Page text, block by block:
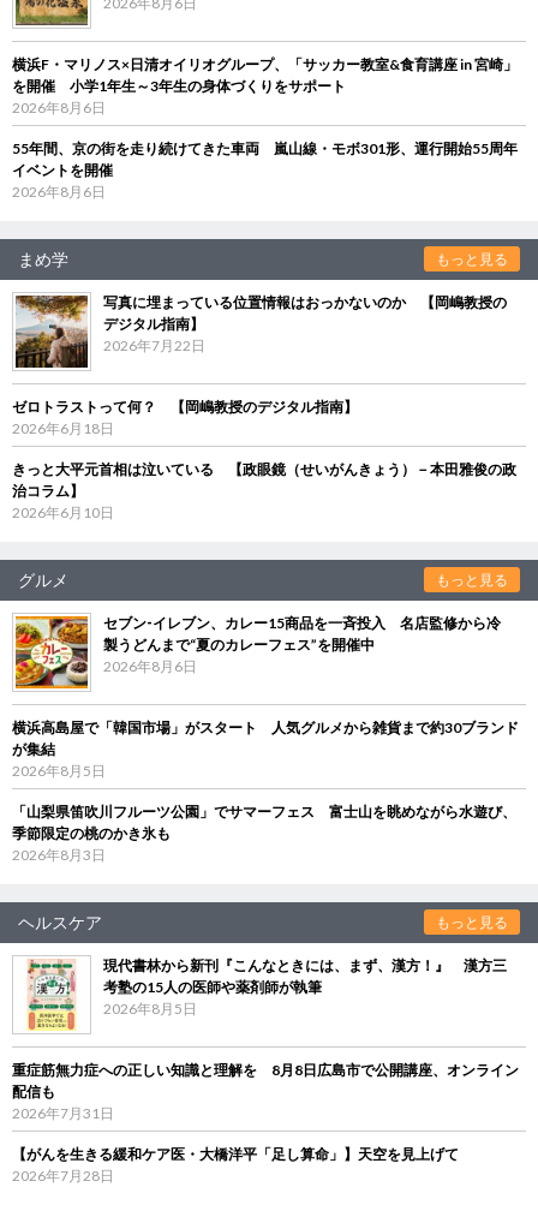
横浜F・マリノス×日清オイリオグループ、「サッカー教室&食育講座 in 宮崎」
を開催 小学1年生～3年生の身体づくりをサポート
2026年8月6日
55年間、京の街を走り続けてきた車両 嵐山線・モボ301形、運行開始55周年
イベントを開催
2026年8月6日
まめ学 もっと見る
写真に埋まっている位置情報はおっかないのか 【岡嶋教授の
デジタル指南】
2026年7月22日
ゼロトラストって何？ 【岡嶋教授のデジタル指南】
2026年6月18日
きっと大平元首相は泣いている 【政眼鏡（せいがんきょう）－本田雅俊の政
治コラム】
2026年6月10日
グルメ もっと見る
セブン‐イレブン、カレー15商品を一斉投入 名店監修から冷
製うどんまで“夏のカレーフェス”を開催中
2026年8月6日
横浜高島屋で「韓国市場」がスタート 人気グルメから雑貨まで約30ブランド
が集結
2026年8月5日
「山梨県笛吹川フルーツ公園」でサマーフェス 富士山を眺めながら水遊び、
季節限定の桃のかき氷も
2026年8月3日
ヘルスケア もっと見る
現代書林から新刊『こんなときには、まず、漢方！』 漢方三
考塾の15人の医師や薬剤師が執筆
2026年8月5日
重症筋無力症への正しい知識と理解を 8月8日広島市で公開講座、オンライン
配信も
2026年7月31日
【がんを生きる緩和ケア医・大橋洋平「足し算命」】天空を見上げて
2026年7月28日